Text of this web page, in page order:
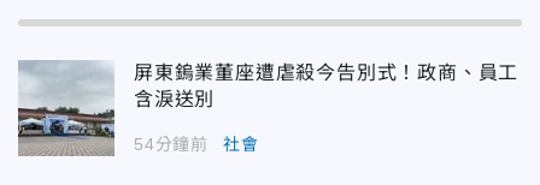
屏東鎢業董座遭虐殺今告別式！政商、員工
含淚送別
54分鐘前 社會